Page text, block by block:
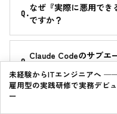
なぜ『実際に悪用でき
ですか？
Claude Codeのサブ
未経験からITエンジニアへ
雇用型の実践研修で実務デビュ
ー